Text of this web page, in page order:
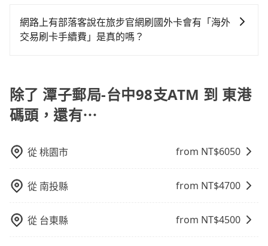
外支付費用。
服務的認可，您也可以根據司機的服務質量決定是否再
多給予司機小費。
網路上有部落客說在旅步官網刷國外卡會有「海外
交易刷卡手續費」是真的嗎？
除了 潭子郵局-台中98支ATM 到 東港
碼頭，還有⋯
從桃園市 from NT$6050
從 南投縣 from NT$4700
從 台東縣 from NT$4500